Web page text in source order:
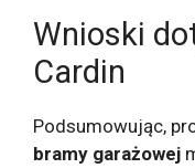
Wnioski
Cardin
Podsumowując,
bramy garażowej